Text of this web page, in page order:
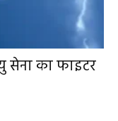
सेना का फाइटर